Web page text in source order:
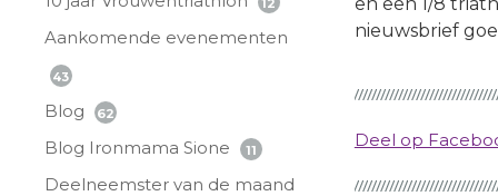
12
Aankomende evenementen
43
Blog 62
Blog Ironmama Sione 11
Deelneemster van de maand
nieuwsbrief
Deel op